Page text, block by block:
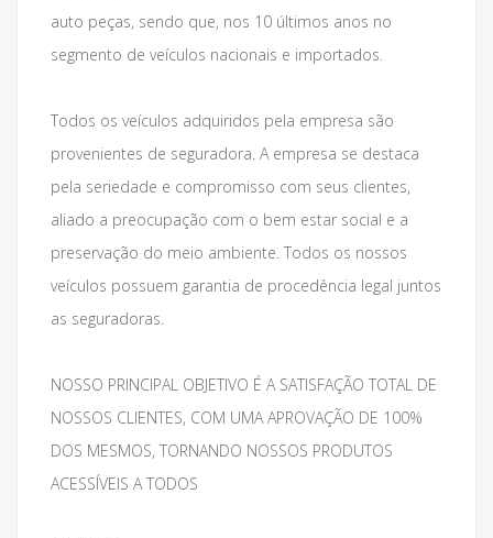
auto peças, sendo que, nos 10 últimos anos no
segmento de veículos nacionais e importados.
Todos os veículos adquiridos pela empresa são
provenientes de seguradora. A empresa se destaca
pela seriedade e compromisso com seus clientes,
aliado a preocupação com o bem estar social e a
preservação do meio ambiente. Todos os nossos
veículos possuem garantia de procedência legal juntos
as seguradoras.
NOSSO PRINCIPAL OBJETIVO É A SATISFAÇÃO TOTAL DE
NOSSOS CLIENTES, COM UMA APROVAÇÃO DE 100%
DOS MESMOS, TORNANDO NOSSOS PRODUTOS
ACESSÍVEIS A TODOS